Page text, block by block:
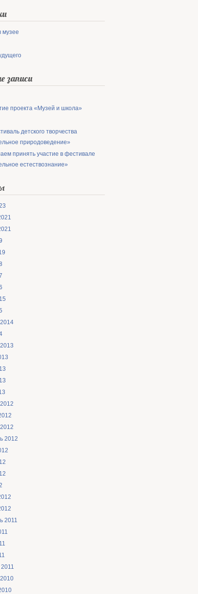
музее
записи
проекта «Музей и школа»
детского творчества
природоведение»
принять участие в фестивале
естествознание»
2012
2011